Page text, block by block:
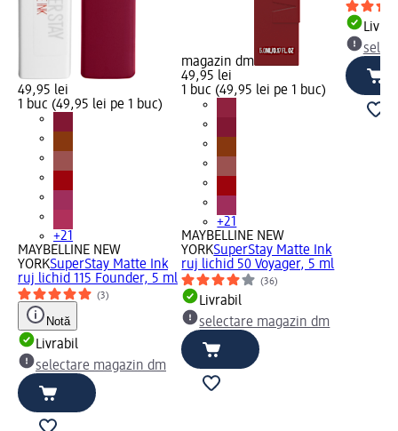
49,95 lei
1 buc (49,95 lei pe 1 buc)
+21
MAYBELLINE NEW
YORKSuperStay Matte Ink
ruj lichid 115 Founder, 5 ml
(3)
Notă
Livrabil
selectare magazin dm
magazin dm
49,95 lei
1 buc (49,95 lei pe 1 buc)
+21
MAYBELLINE NEW
YORKSuperStay Matte Ink
ruj lichid 50 Voyager, 5 ml
(36)
Livrabil
selectare magazin dm